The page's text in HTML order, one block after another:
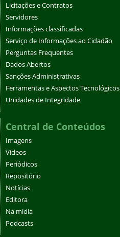
Licitações e Contratos
Servidores
Informações classificadas
Serviço de Informações ao Cidadão
Perguntas Frequentes
Dados Abertos
Sanções Administrativas
Ferramentas e Aspectos Tecnológicos
Unidades de Integridade
Central de Conteúdos
Imagens
Vídeos
Periódicos
Repositório
Notícias
Editora
Na mídia
Podcasts